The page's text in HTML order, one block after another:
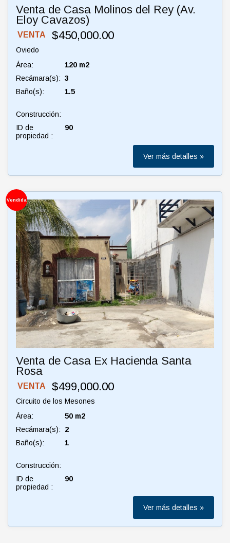
Venta de Casa Molinos del Rey (Av.
Eloy Cavazos)
VENTA $450,000.00
Oviedo
Área:
120 m2
Recámara(s): 3
Baño(s):
1.5
Construcción:
ID de
propiedad :
90
Ver más detalles »
Vendida
Venta de Casa Ex Hacienda Santa
Rosa
VENTA $499,000.00
Circuito de los Mesones
Área:
50 m2
Recámara(s):
2
Baño(s):
1
Construcción:
ID de
propiedad :
90
Ver más detalles »